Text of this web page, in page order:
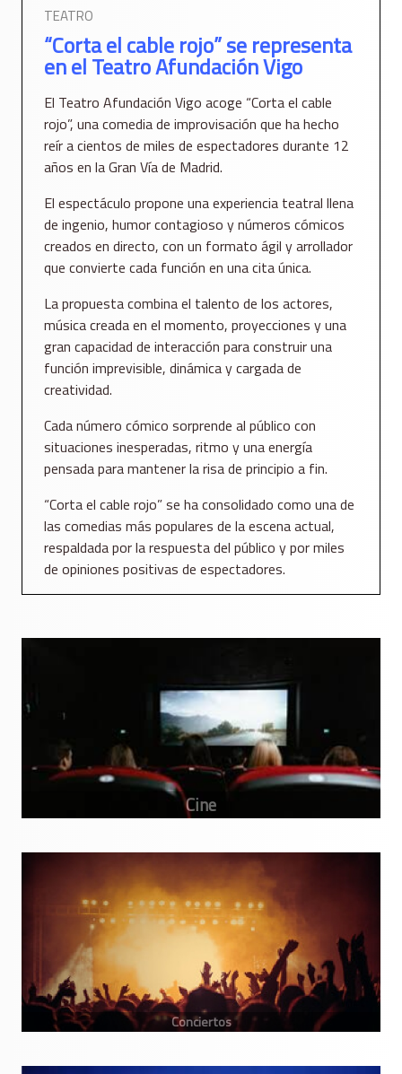
TEATRO
“Corta el cable rojo” se representa
en el Teatro Afundación Vigo
El Teatro Afundación Vigo acoge “Corta el cable
rojo”, una comedia de improvisación que ha hecho
reír a cientos de miles de espectadores durante 12
años en la Gran Vía de Madrid.
El espectáculo propone una experiencia teatral llena
de ingenio, humor contagioso y números cómicos
creados en directo, con un formato ágil y arrollador
que convierte cada función en una cita única.
La propuesta combina el talento de los actores,
música creada en el momento, proyecciones y una
gran capacidad de interacción para construir una
función imprevisible, dinámica y cargada de
creatividad.
Cada número cómico sorprende al público con
situaciones inesperadas, ritmo y una energía
pensada para mantener la risa de principio a fin.
“Corta el cable rojo” se ha consolidado como una de
las comedias más populares de la escena actual,
respaldada por la respuesta del público y por miles
de opiniones positivas de espectadores.